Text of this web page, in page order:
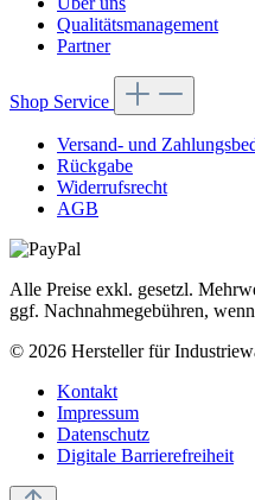
Qualitätsmanagement
Partner
Shop Service
Versand- und
Rückgabe
Widerrufsrecht
AGB
Alle Preise exkl. gesetzl.
ggf. Nachnahmegebühren,
© 2026 Hersteller für
Kontakt
Impressum
Datenschutz
Digitale Barrierefreiheit